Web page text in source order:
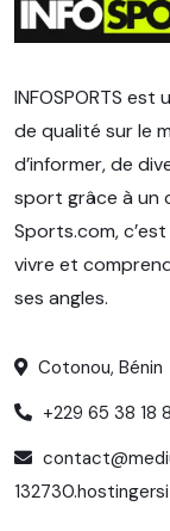
INFOSPORTS
de qualité sur le
d’informer, de
sport grâce à un
Sports.com,
vivre et
ses angles.
Cotonou, Bénin
+229 65 38 18